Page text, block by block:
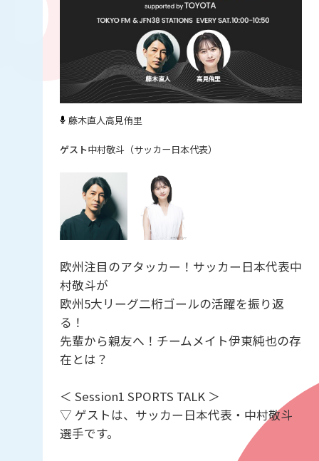
藤木直人高見侑里
中村敬斗（サッカー日本代表）
欧州注目のアタッカー！サッカー日本代表中
村敬斗が
欧州5大リーグ二桁ゴールの活躍を振り返
る！
先輩から親友へ！チームメイト伊東純也の存
在とは？
＜ Session1 SPORTS TALK ＞
▽ ゲストは、サッカー日本代表・中村敬斗
選手です。